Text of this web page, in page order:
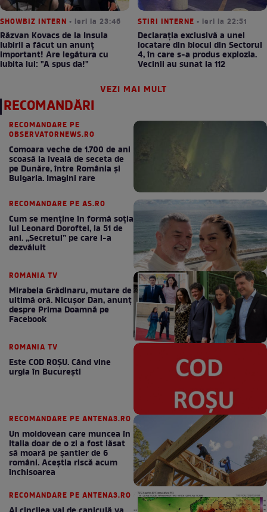
SHOWBIZ INTERN • ieri la 23:46
Răzvan Kovacs de la Insula
Iubirii a făcut un anunț
important! Are legătura cu
iubita lui: "A spus da!"
STIRI INTERNE • ieri la 22:51
Declarația exclusivă a unei
locatare din blocul din Sectorul
4, în care s-a produs explozia.
Vecinii au sunat la 112
VEZI MAI MULT
RECOMANDĂRI
RECOMANDARE PE
OBSERVATORNEWS.RO
Comoara veche de 1.700 de ani
scoasă la iveală de seceta de
pe Dunăre, între România şi
Bulgaria. Imagini rare
RECOMANDARE PE AS.RO
Cum se menţine în formă soţia
lui Leonard Doroftei, la 51 de
ani. „Secretul” pe care l-a
dezvăluit
ROMANIA TV
Mirabela Grădinaru, mutare de
ultimă oră. Nicuşor Dan, anunţ
despre Prima Doamnă pe
Facebook
ROMANIA TV
Este COD ROŞU. Când vine
urgia în Bucureşti
RECOMANDARE PE ANTENA3.RO
Un moldovean care muncea în
Italia doar de o zi a fost lăsat
să moară pe şantier de 6
români. Aceștia riscă acum
închisoarea
RECOMANDARE PE ANTENA3.RO